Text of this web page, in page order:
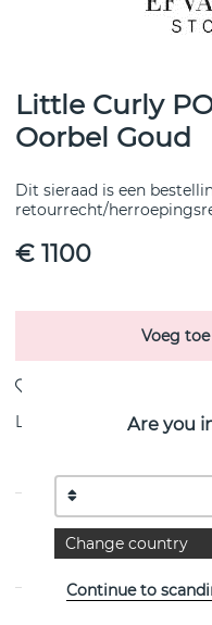
Little Curly
Oorbel Goud
Dit sieraad is een
retourrecht/
€ 1100
Voeg
Levering: Bestel item 8-
van het Zweedse Efva
Are you
Change country
Continue to